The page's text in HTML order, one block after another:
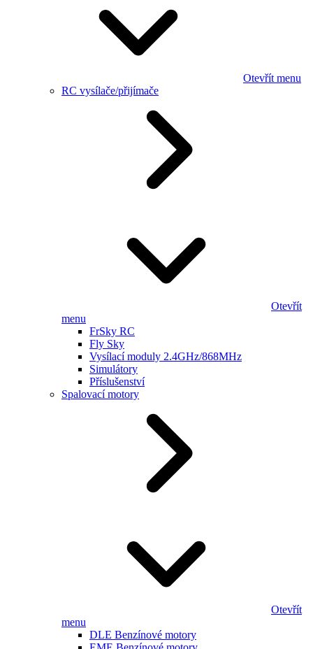
Otevřít menu
RC vysílače/přijímače
Otevřít
menu
FrSky RC
Fly Sky
Vysílací moduly 2.4GHz/868MHz
Simulátory
Příslušenství
Spalovací motory
Otevřít
menu
DLE Benzínové motory